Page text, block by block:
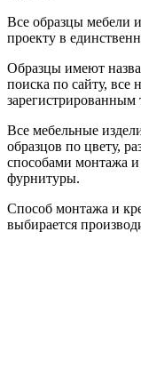
Все образцы мебели
проекту в
Образцы имеют
поиска по сайту, все
Все мебельные
образцов по цвету,
способами монтажа
фурнитуры.
Способ монтажа и
выбирается